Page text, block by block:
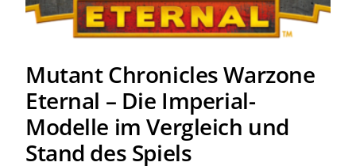
Mutant Chronicles Warzone
Eternal – Die Imperial-
Modelle im Vergleich und
Stand des Spiels